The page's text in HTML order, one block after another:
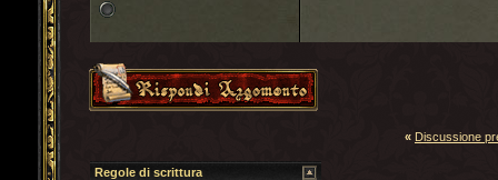
« Discussione
Regole di scrittura